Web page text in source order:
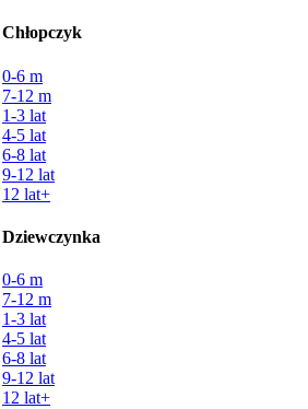
Chłopczyk
0-6 m
7-12 m
1-3 lat
4-5 lat
6-8 lat
9-12 lat
12 lat+
Dziewczynka
0-6 m
7-12 m
1-3 lat
4-5 lat
6-8 lat
9-12 lat
12 lat+